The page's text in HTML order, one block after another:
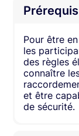
Prérequis
Pour être
les
des règles
connaître
et être
de sécurité.